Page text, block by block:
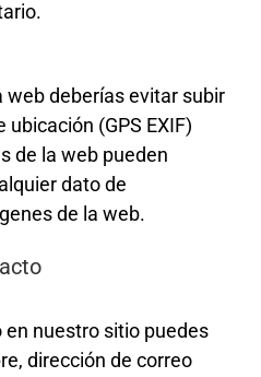
web deberías evitar subir
(GPS EXIF)
de la web pueden
dato de
de la web.
nuestro sitio puedes
dirección de correo